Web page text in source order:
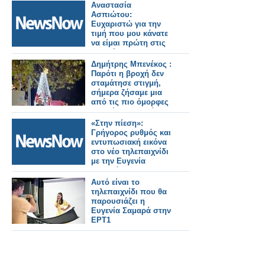
Αναστασία
Ασπιώτου:
Ευχαριστώ για την
τιμή που μου κάνατε
να είμαι πρώτη στις
εκλογές για την
ανάδειξη
εκπροσώπου στο
Δ.Σ. του ΟΣΕ
Δημήτρης Μπενέκος :
Παρότι η βροχή δεν
σταμάτησε στιγμή,
σήμερα ζήσαμε μια
από τις πιο όμορφες
στιγμές μας: το άναμα
του
Χριστουγεννιάτικου
δέντρου!
«Στην πίεση»:
Γρήγορος ρυθμός και
εντυπωσιακή εικόνα
στο νέο τηλεπαιχνίδι
με την Ευγενία
Σαμαρά
Αυτό είναι το
τηλεπαιχνίδι που θα
παρουσιάζει η
Ευγενία Σαμαρά στην
ΕΡΤ1